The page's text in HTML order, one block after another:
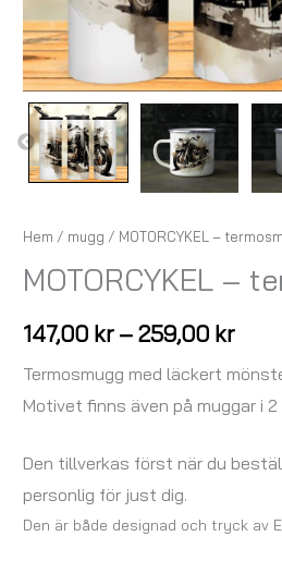
Hem / mugg / MOTORCYKEL –
MOTORCYKEL –
147,00 kr –259,00 kr
Termosmugg med läckert
Motivet finns även på muggar i
Den tillverkas först när du
personlig för just dig.
Den är både designad och tryck av